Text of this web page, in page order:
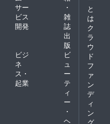
サー
ビス
開発
・
雑
誌
出
版
ビジ
ネ
ス・
起業
ビ
ュ
ー
テ
ィ
ー
・
ヘ
と
は
ク
ラ
ウ
ド
フ
ァ
ン
デ
ィ
ン
グ